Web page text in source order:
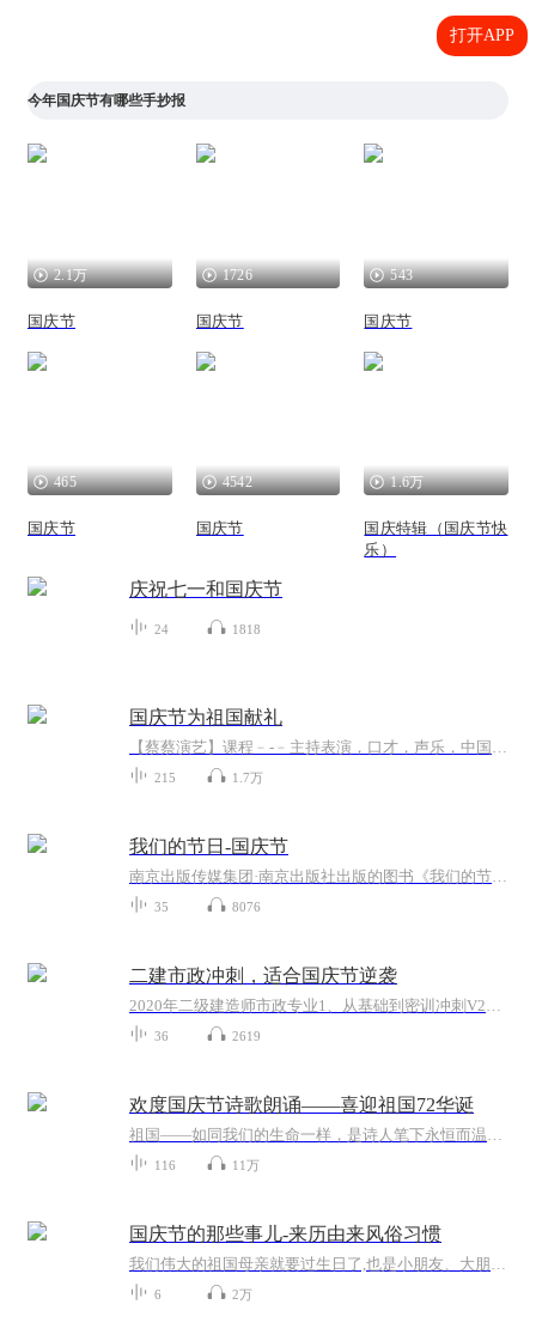
打开APP
今年国庆节有哪些手抄报
2.1万
国庆节
1726
国庆节
543
国庆节
465
国庆节
4542
国庆节
1.6万
国庆特辑（国庆节快
乐）
庆祝七一和国庆节
24 1818
国庆节为祖国献礼
【蔡蔡演艺】课程﹣-﹣主持表演，口才，声乐，中国舞，民族舞。独特的小舞台，专业的录音棚，每一位同学都能成为优秀的小明星。独特的教学模式，轻松上课，快乐学习！知名主持人，舞蹈家，高级教师任职授课！江南总校：河沟街42号三楼 18545856430江北分校...
215 1.7万
我们的节日-国庆节
南京出版传媒集团·南京出版社出版的图书《我们的节日》通过对中国节日文化和节日意义进行深度的挖掘，面向青少年群体构建独具特色的栏目内容，以此丰富春节、元宵节、清明节、端午节、七夕节、中秋节、重阳节等传统节日；六一节、教师节、国庆节等新兴节日的文化内涵和表现形式。促进青少年形成新的节日习俗，提升节日仪式感、认同感。音频作品由金陵朗读者联盟志愿者朗诵，南京音像出版社、金陵图书馆联合制作。
35 8076
二建市政冲刺，适合国庆节逆袭
2020年二级建造师市政专业1、从基础到密训冲刺V2、从精华课程到超压密押V3、0基础同步更新v4、持续更新到2020年考试V5、只要你跟着学让你一次稳拿证V6、渠道超压压题，超压三页纸等独家绝密压题!
36 2619
欢度国庆节诗歌朗诵——喜迎祖国72华诞
祖国——如同我们的生命一样，是诗人笔下永恒而温暖的主题。在祖国72周年华诞来临之际，特创建这个诗歌朗诵专辑，诵读经典爱国篇章，和大家一起歌颂祖国，向国庆的献礼！祝愿伟大的祖国繁荣富强，祝愿大家国庆节快乐，度过平安快乐的黄金周假期！
116 11万
国庆节的那些事儿-来历由来风俗习惯
我们伟大的祖国母亲就要过生日了,也是小朋友、大朋友们最喜欢的“国庆小长假”或说“黄金周”还有说”国庆7天乐”的，说法真是不一而足。那么“国庆节”是怎么来的？自古以来国庆节怎么庆贺？新中国国庆节的来历，以及新中国国庆节的庆贺方式又有哪些呢？ ...
6 2万